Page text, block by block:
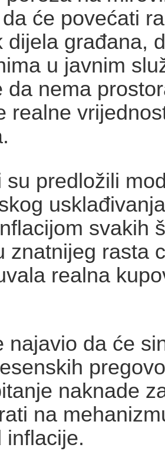
će povećati
dijela građana,
u javnim
da nema
realne
su predložili
svakih
znatnijeg rasta
realna
najavio da će
naknade
na
inflacije.